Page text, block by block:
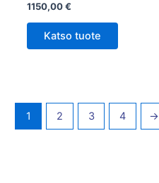
1150,00€
Katso tuote
1 2 3 4 →